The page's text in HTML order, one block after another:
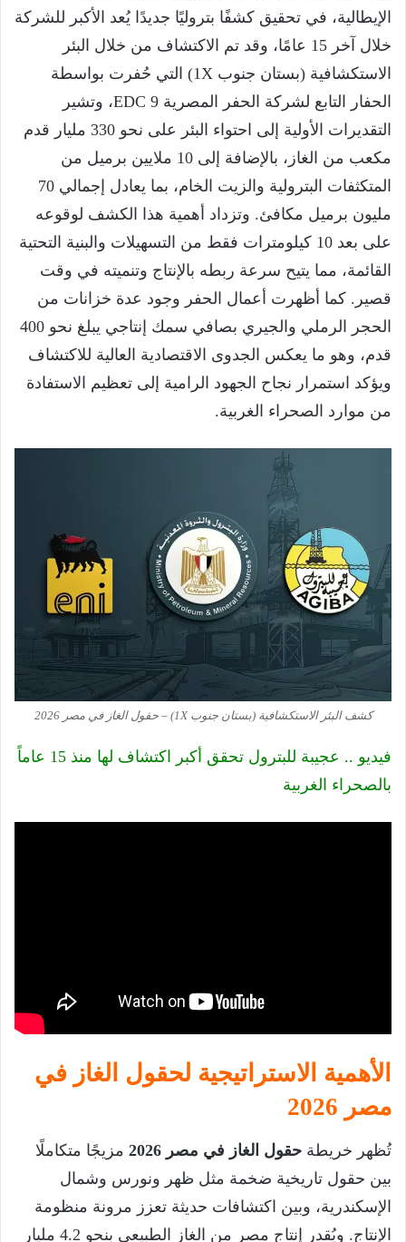
الإيطالية، في تحقيق كشفًا بتروليًا جديدًا يُعد الأكبر للشركة
خلال آخر 15 عامًا، وقد تم الاكتشاف من خلال البئر
الاستكشافية (بستان جنوب 1X) التي حُفرت بواسطة
الحفار التابع لشركة الحفر المصرية EDC 9، وتشير
التقديرات الأولية إلى احتواء البئر على نحو 330 مليار قدم
مكعب من الغاز، بالإضافة إلى 10 ملايين برميل من
المتكثفات البترولية والزيت الخام، بما يعادل إجمالي 70
مليون برميل مكافئ. وتزداد أهمية هذا الكشف لوقوعه
على بعد 10 كيلومترات فقط من التسهيلات والبنية التحتية
القائمة، مما يتيح سرعة ربطه بالإنتاج وتنميته في وقت
قصير. كما أظهرت أعمال الحفر وجود عدة خزانات من
الحجر الرملي والجيري بصافي سمك إنتاجي يبلغ نحو 400
قدم، وهو ما يعكس الجدوى الاقتصادية العالية للاكتشاف
ويؤكد استمرار نجاح الجهود الرامية إلى تعظيم الاستفادة
من موارد الصحراء الغربية.
كشف البئر الاستكشافية (بستان جنوب 1X) – حقول الغاز في مصر 2026
فيديو .. عجيبة للبترول تحقق أكبر اكتشاف لها منذ 15 عاماً
بالصحراء الغربية
الأهمية الاستراتيجية لحقول الغاز في
مصر 2026
تُظهر خريطة حقول الغاز في مصر 2026
مزيجًا متكاملًا
بين حقول تاريخية ضخمة مثل ظهر ونورس وشمال
الإسكندرية، وبين اكتشافات حديثة تعزز مرونة منظومة
الإنتاج. ويُقدر إنتاج مصر من الغاز الطبيعي بنحو 4.2 مليار